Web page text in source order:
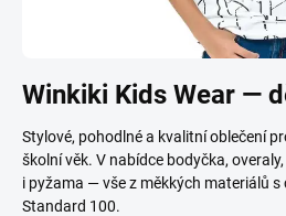
Winkiki Kids Wear —
Stylové, pohodlné a kvalitní oblečení
školní věk. V nabídce bodyčka,
i pyžama — vše z měkkých materiálů s
Standard 100.